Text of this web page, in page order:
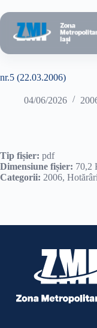
la
conținut
nr.5 (22.03.2006)
04/06/2026
Tip fișier: pdf
Dimensiune fișier: 70,2
Categorii: 2006,